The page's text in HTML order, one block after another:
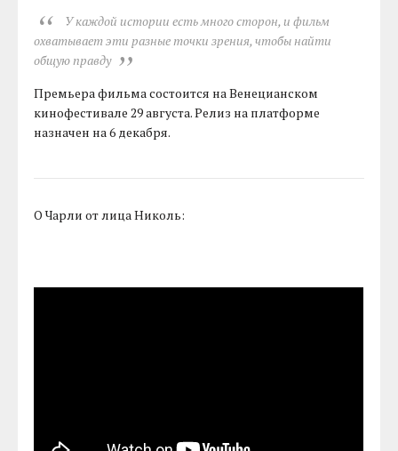
У каждой истории есть много сторон, и фильм
охватывает эти разные точки зрения, чтобы найти
общую правду
Премьера фильма состоится на Венецианском
кинофестивале 29 августа. Релиз на платформе
назначен на 6 декабря.
О Чарли от лица Николь: